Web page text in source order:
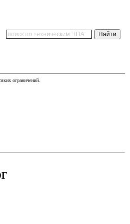
ограничений.